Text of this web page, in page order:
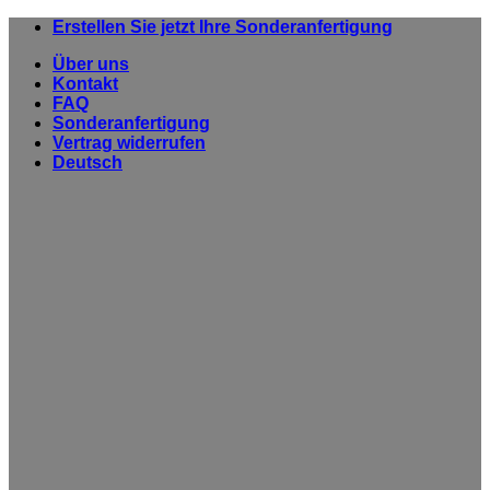
Zum
springen
Erstellen Sie jetzt Ihre Sonderanfertigung
Über uns
Kontakt
FAQ
Sonderanfertigung
Vertrag widerrufen
Deutsch